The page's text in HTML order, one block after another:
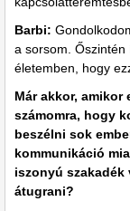
Barbi:
a sorsom.
életemben, hogy
Már akkor,
számomra, hogy
beszélni sok
kommunikáció
iszonyú szakadék
átugrani?